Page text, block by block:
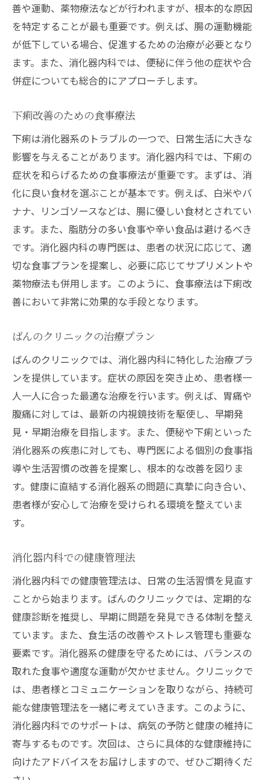
善や運動、薬物療法などが行われますが、根本的な原因
を特定することが最も重要です。例えば、腸の運動機能
が低下している場合、促進するための治療が必要となり
ます。また、消化器内科では、便秘に伴う他の症状や合
併症についても総合的にアプローチします。
下痢改善のための食事療法
下痢は消化器系のトラブルの一つで、日常生活に大きな
影響を与えることがあります。消化器内科では、下痢の
症状を和らげるための食事療法が重要です。まずは、消
化に良い食材を選ぶことが基本です。例えば、白米やバ
ナナ、リンゴソースなどは、腸に優しい食材とされてい
ます。また、脂肪分の多い食事や辛い食品は避けるべき
です。消化器内科の専門医は、患者の状況に応じて、適
切な食事プランを提案し、必要に応じてサプリメントや
薬物療法も併用します。このように、食事療法は下痢改
善において非常に効果的な手段となります。
ばんのクリニックの治療プラン
ばんのクリニックでは、消化器内科に特化した治療プラ
ンを提供しています。症状の原因を突き止め、患者様一
人一人に合った最適な治療を行います。例えば、胃痛や
腹痛に対しては、最新の内視鏡技術を駆使し、早期発
見・早期治療を目指します。また、便秘や下痢といった
消化器系の疾患に対しても、専門医による個別の食事指
導や生活習慣の改善を提案し、根本的な改善を図りま
す。健康に直結する消化器系の問題に真摯に向き合い、
患者様が安心して治療を受けられる環境を整えていま
す。
消化器内科での健康管理法
消化器内科での健康管理法は、日常の生活習慣を見直す
ことから始まります。ばんのクリニックでは、定期的な
健康診断を推奨し、早期に問題を発見できる体制を整え
ています。また、食生活の改善やストレス管理も重要な
要素です。消化器系の健康を守るためには、バランスの
取れた食事や適度な運動が欠かせません。クリニックで
は、患者様とコミュニケーションを取りながら、持続可
能な健康管理法を一緒に考えていきます。このように、
消化器内科でのサポートは、病気の予防と健康の維持に
寄与するものです。次回は、さらに具体的な健康維持に
向けたアドバイスをお届けしますので、ぜひご期待くだ